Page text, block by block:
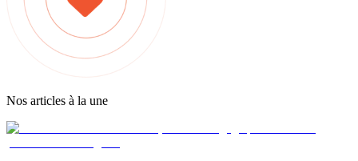
Nos articles à la une